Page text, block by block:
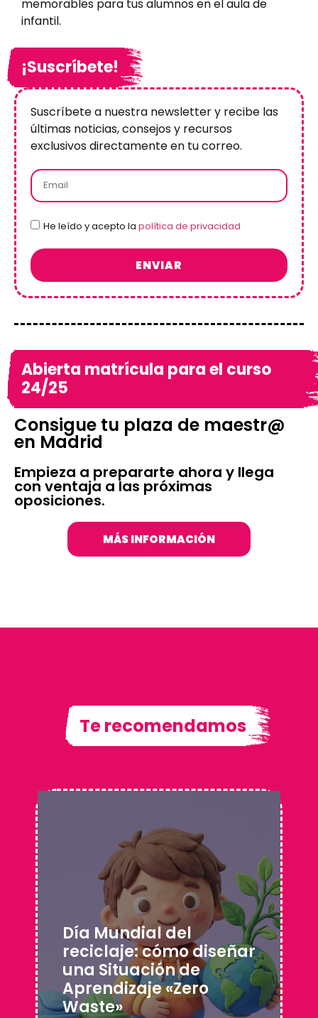
memorables para tus alumnos en el aula de
infantil.
¡Suscríbete!
Suscríbete a nuestra newsletter y recibe las
últimas noticias, consejos y recursos
exclusivos directamente en tu correo.
He leído y acepto la política de privacidad
ENVIAR
Abierta matrícula para el curso
24/25
Consigue tu plaza de maestr@
en Madrid
Empieza a prepararte ahora y llega
con ventaja a las próximas
oposiciones.
MÁS INFORMACIÓN
Te recomendamos
Día Mundial del
reciclaje: cómo diseñar
una Situación de
Aprendizaje «Zero
Waste»